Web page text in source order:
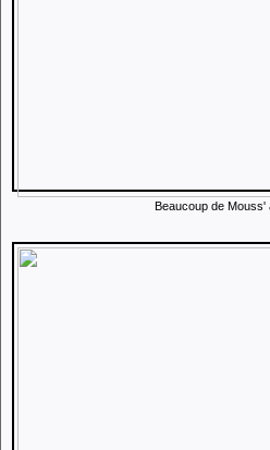
Beaucoup de Mouss'